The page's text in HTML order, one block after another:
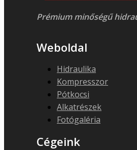
Prémium minőségű
Weboldal
Hidraulika
Kompresszor
Pótkocsi
Alkatrészek
Fotógaléria
Cégeink